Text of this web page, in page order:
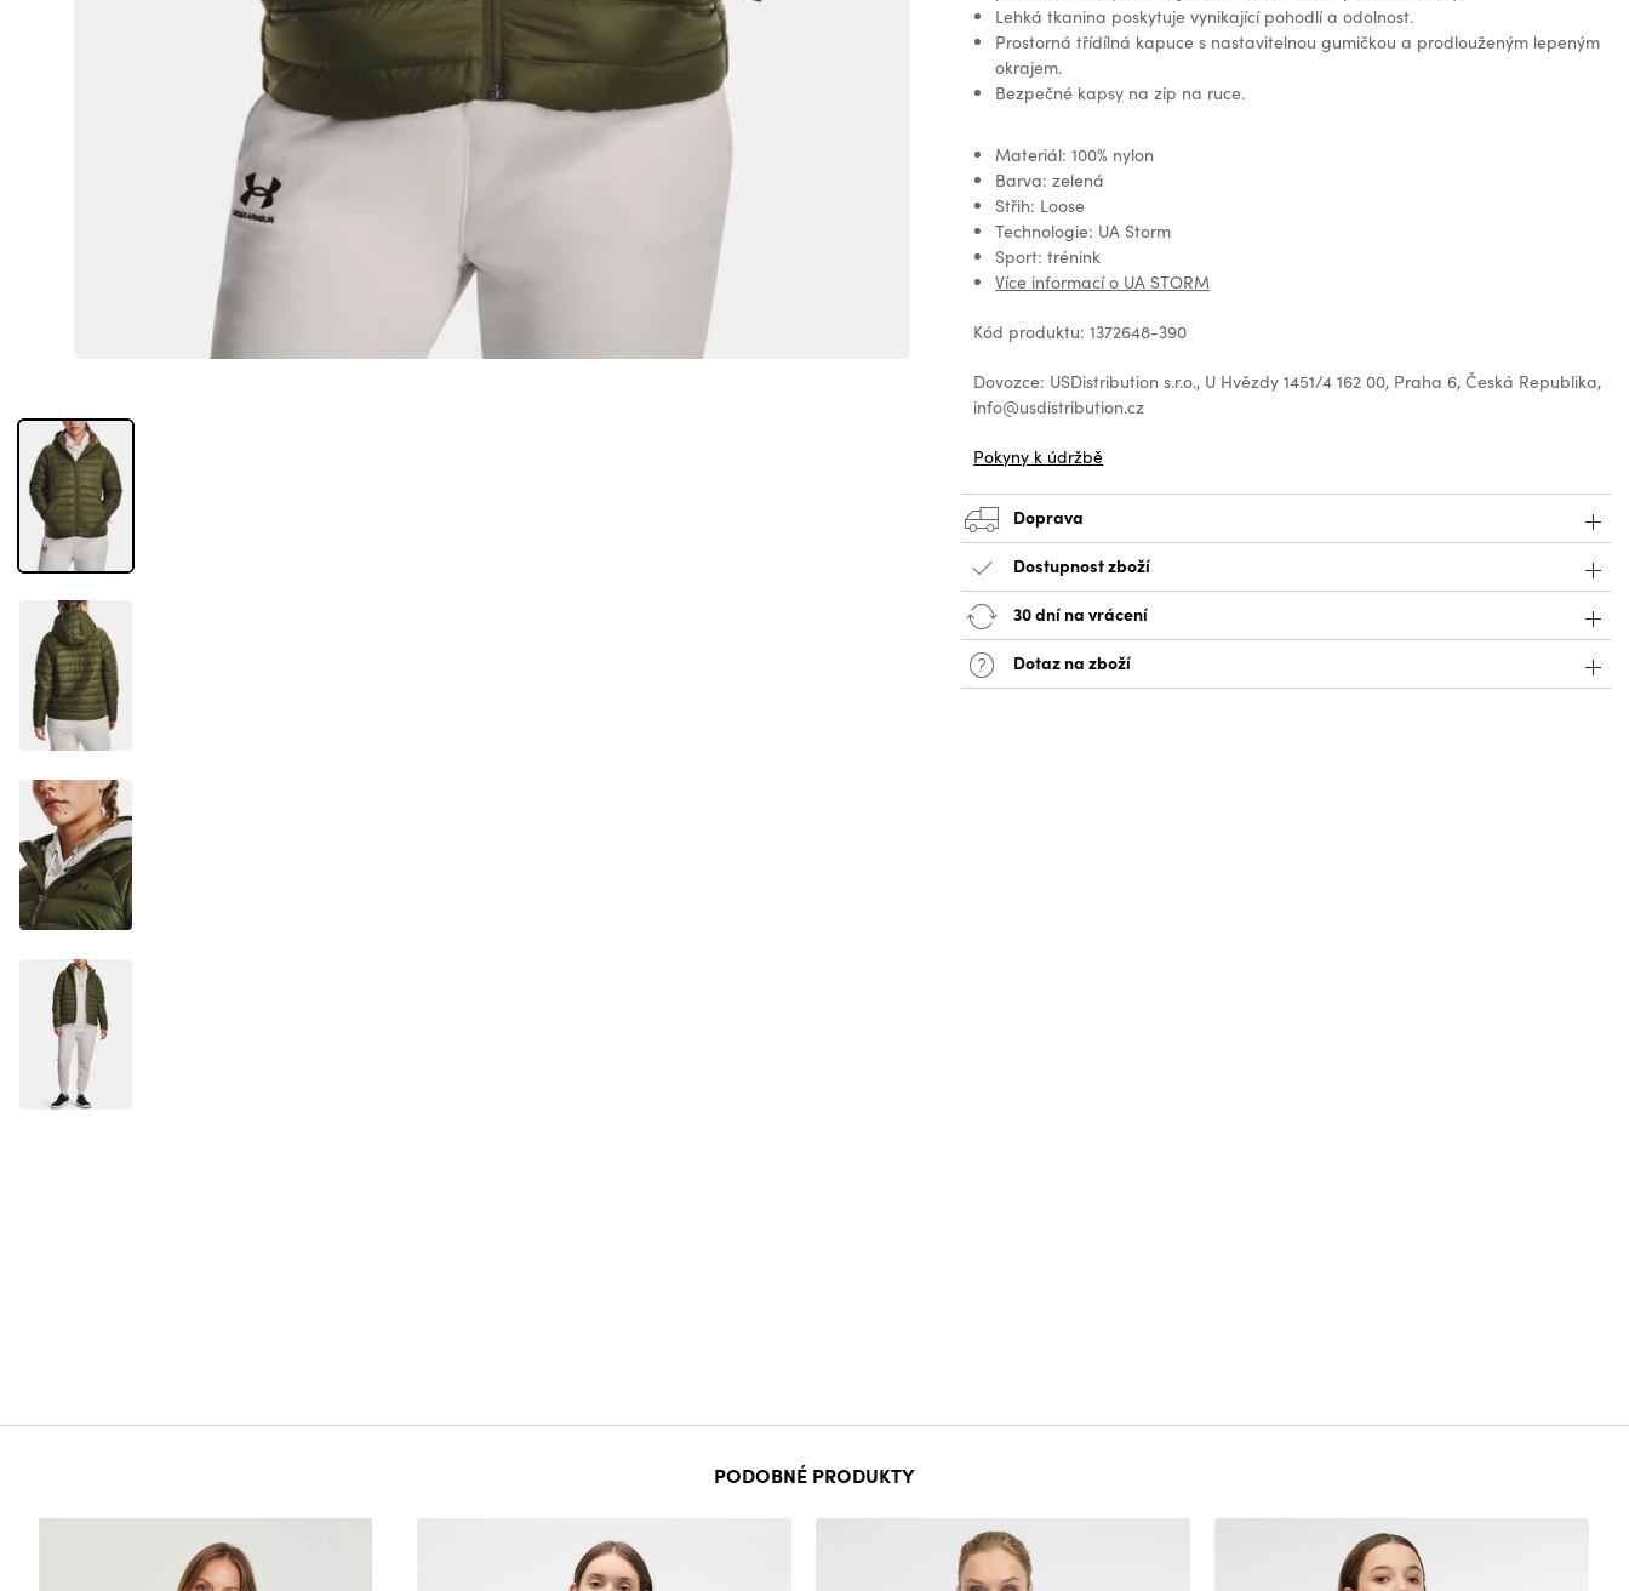
Lehká tkanina poskytuje vynikající pohodlí a odolnost.
Prostorná třídílná kapuce s nastavitelnou gumičkou a prodlouženým lepeným
okrajem.
Bezpečné kapsy na zip na ruce.
Materiál: 100% nylon
Barva: zelená
Střih: Loose
Technologie: UA Storm
Sport: trénink
Více informací o UA STORM
Kód produktu: 1372648-390
Dovozce: USDistribution s.r.o., U Hvězdy 1451/4 162 00, Praha 6, Česká Republika,
info@usdistribution.cz
Pokyny k údržbě
Doprava
Dostupnost zboží
30 dní na vrácení
Dotaz na zboží
PODOBNÉ PRODUKTY